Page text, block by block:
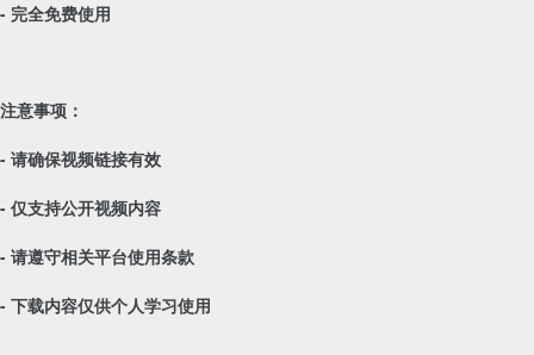
- 完全免费使用
注意事项：
- 请确保视频链接有效
- 仅支持公开视频内容
- 请遵守相关平台使用条款
- 下载内容仅供个人学习使用